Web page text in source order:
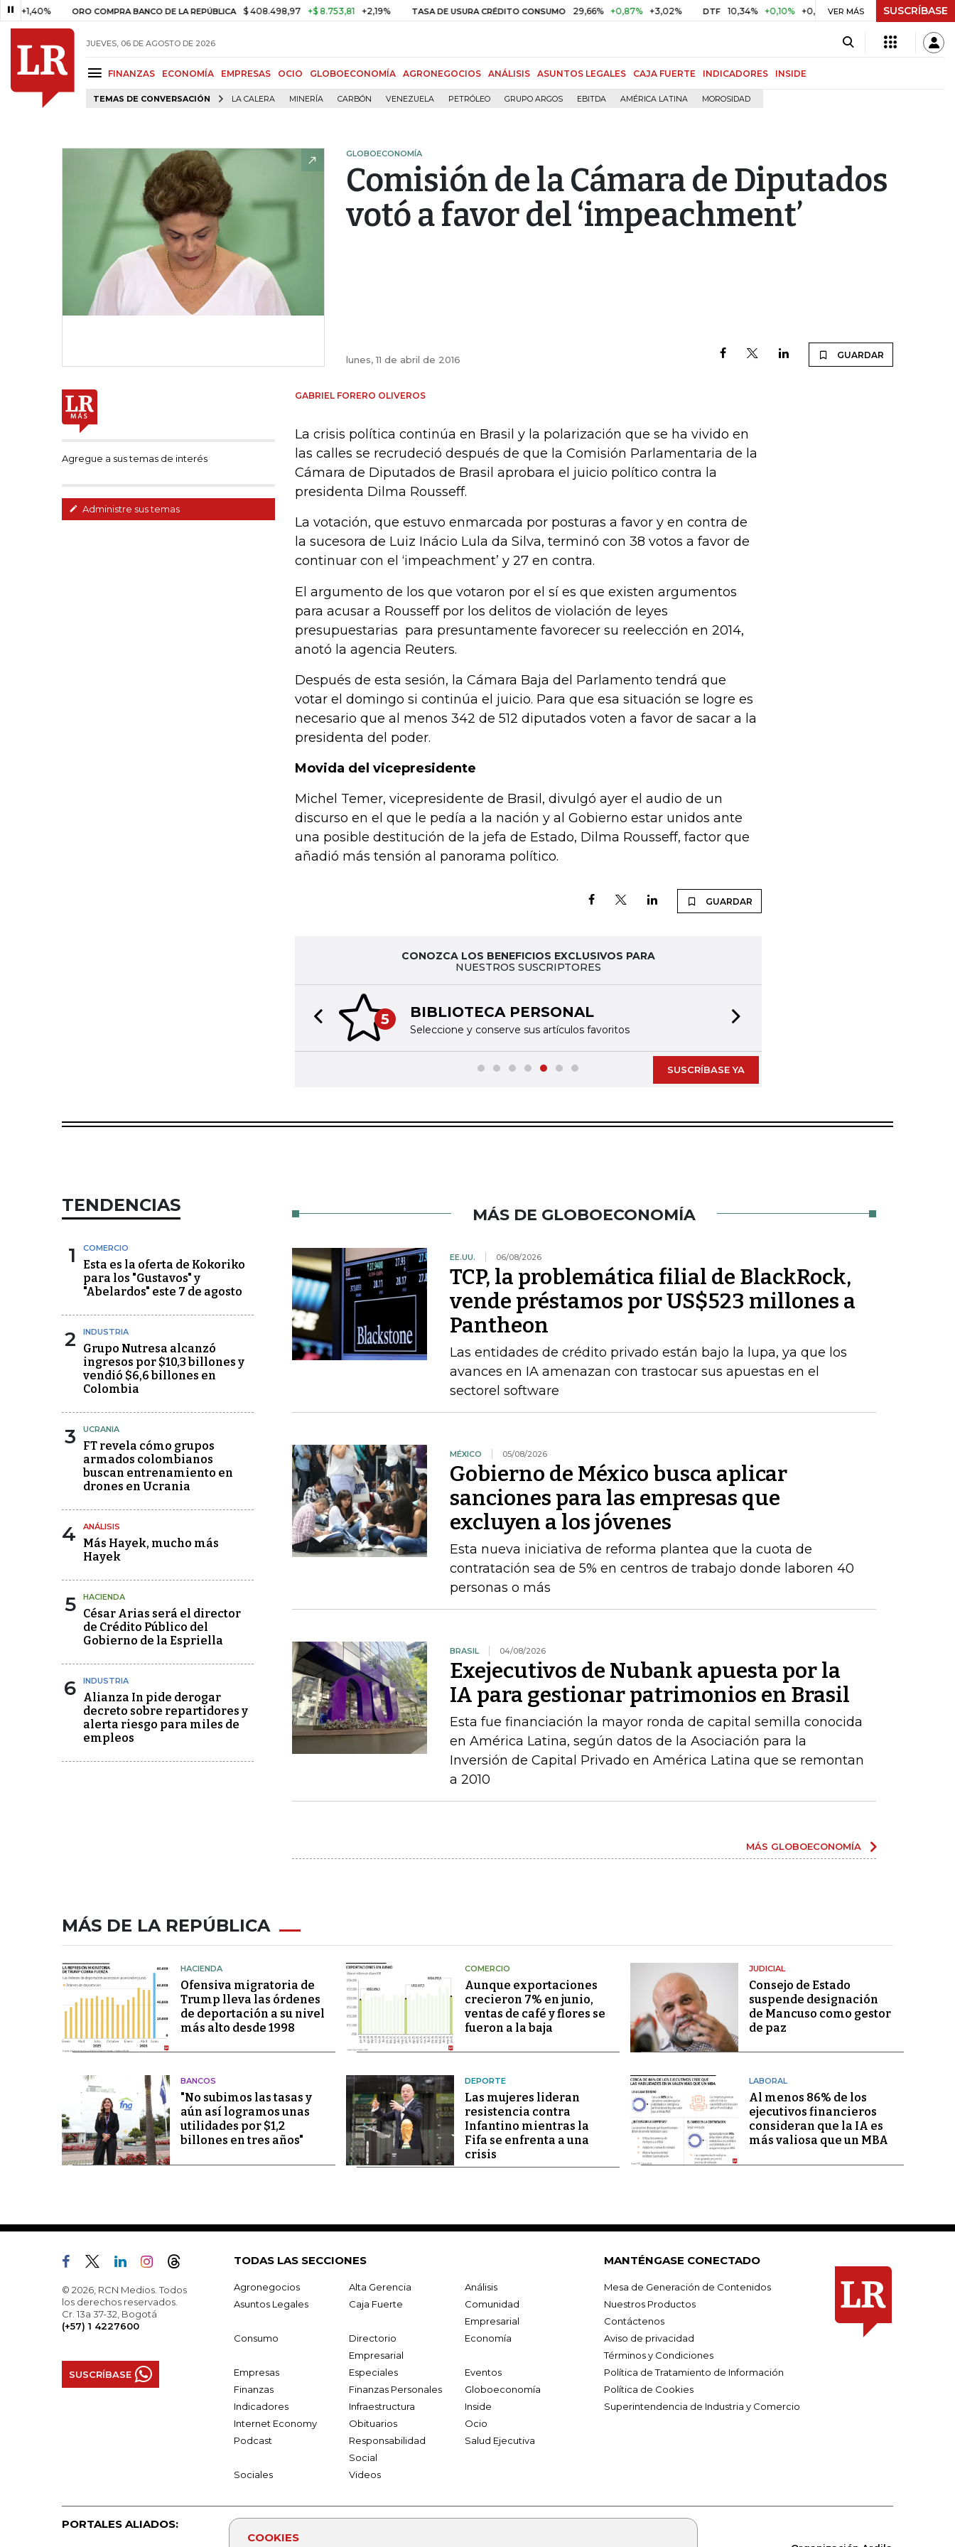
ORO COMPRA BANCO DE LA REPÚBLICA $ 408.498,97 +$ 8.753,81 +2,19% TASA DE USURA CRÉDITO CONSUMO 29,66% +0,87% +3,02% DTF 10,34% +0,10% +0,98% UVR $ 416,91 +$ 0,05 +0,01%
VER MÁS SUSCRÍBASE
JUEVES, 06 DE AGOSTO DE 2026
FINANZAS ECONOMÍA EMPRESAS OCIO GLOBOECONOMÍA AGRONEGOCIOS ANÁLISIS ASUNTOS LEGALES CAJA FUERTE INDICADORES INSIDE
TEMAS DE CONVERSACIÓN LA CALERA MINERÍA CARBÓN VENEZUELA PETRÓLEO GRUPO ARGOS EBITDA AMÉRICA LATINA MOROSIDAD
COOKIES
GLOBOECONOMÍA
Comisión de la Cámara de Diputados
votó a favor del ‘impeachment’
lunes, 11 de abril de 2016 GUARDAR
Agregue a sus temas de interés
Administre sus temas
GABRIEL FORERO OLIVEROS
La crisis política continúa en Brasil y la polarización que se ha vivido en
las calles se recrudeció después de que la Comisión Parlamentaria de la
Cámara de Diputados de Brasil aprobara el juicio político contra la
presidenta Dilma Rousseff.
La votación, que estuvo enmarcada por posturas a favor y en contra de
la sucesora de Luiz Inácio Lula da Silva, terminó con 38 votos a favor de
continuar con el ‘impeachment’ y 27 en contra.
El argumento de los que votaron por el sí es que existen argumentos
para acusar a Rousseff por los delitos de violación de leyes
presupuestarias para presuntamente favorecer su reelección en 2014,
anotó la agencia Reuters.
Después de esta sesión, la Cámara Baja del Parlamento tendrá que
votar el domingo si continúa el juicio. Para que esa situación se logre es
necesario que al menos 342 de 512 diputados voten a favor de sacar a la
presidenta del poder.
Movida del vicepresidente
Michel Temer, vicepresidente de Brasil, divulgó ayer el audio de un
discurso en el que le pedía a la nación y al Gobierno estar unidos ante
una posible destitución de la jefa de Estado, Dilma Rousseff, factor que
añadió más tensión al panorama político.
GUARDAR
CONOZCA LOS BENEFICIOS EXCLUSIVOS PARA
NUESTROS SUSCRIPTORES
5 BIBLIOTECA PERSONAL
Seleccione y conserve sus artículos favoritos
Previous slide
SUSCRÍBASE YA
TENDENCIAS
1 COMERCIO
Esta es la oferta de Kokoriko
para los "Gustavos" y
"Abelardos" este 7 de agosto
2 INDUSTRIA
Grupo Nutresa alcanzó
ingresos por $10,3 billones y
vendió $6,6 billones en
Colombia
3 UCRANIA
FT revela cómo grupos
armados colombianos
buscan entrenamiento en
drones en Ucrania
4 ANÁLISIS
Más Hayek, mucho más
Hayek
5 HACIENDA
César Arias será el director
de Crédito Público del
Gobierno de la Espriella
6 INDUSTRIA
Alianza In pide derogar
decreto sobre repartidores y
alerta riesgo para miles de
empleos
MÁS DE GLOBOECONOMÍA
EE.UU. 06/08/2026
TCP, la problemática filial de BlackRock,
vende préstamos por US$523 millones a
Pantheon
Las entidades de crédito privado están bajo la lupa, ya que los
avances en IA amenazan con trastocar sus apuestas en el
sectorel software
MÉXICO 05/08/2026
Gobierno de México busca aplicar
sanciones para las empresas que
excluyen a los jóvenes
Esta nueva iniciativa de reforma plantea que la cuota de
contratación sea de 5% en centros de trabajo donde laboren 40
personas o más
BRASIL 04/08/2026
Exejecutivos de Nubank apuesta por la
IA para gestionar patrimonios en Brasil
Esta fue financiación la mayor ronda de capital semilla conocida
en América Latina, según datos de la Asociación para la
Inversión de Capital Privado en América Latina que se remontan
a 2010
MÁS GLOBOECONOMÍA
MÁS DE LA REPÚBLICA
HACIENDA
Ofensiva migratoria de
Trump lleva las órdenes
de deportación a su nivel
más alto desde 1998
COMERCIO
Aunque exportaciones
crecieron 7% en junio,
ventas de café y flores se
fueron a la baja
JUDICIAL
Consejo de Estado
suspende designación
de Mancuso como gestor
de paz
BANCOS
"No subimos las tasas y
aún así logramos unas
utilidades por $1,2
billones en tres años"
DEPORTE
Las mujeres lideran
resistencia contra
Infantino mientras la
Fifa se enfrenta a una
crisis
LABORAL
Al menos 86% de los
ejecutivos financieros
consideran que la IA es
más valiosa que un MBA
© 2026, RCN Medios. Todos
los derechos reservados.
Cr. 13a 37-32, Bogotá
(+57) 1 4227600
SUSCRÍBASE
TODAS LAS SECCIONES
Agronegocios Alta Gerencia
Análisis
Asuntos Legales
Caja Fuerte
Comunidad
Empresarial
Consumo
Directorio
Empresarial
Economía
Empresas Especiales
Eventos
Finanzas
Finanzas Personales
Globoeconomía
Indicadores
Infraestructura
Inside
Internet Economy
Obituarios
Ocio
Podcast
Responsabilidad
Social
Salud Ejecutiva
Sociales Videos
MANTÉNGASE CONECTADO
Mesa de Generación de Contenidos
Nuestros Productos
Contáctenos
Aviso de privacidad
Términos y Condiciones
Política de Tratamiento de Información
Política de Cookies
Superintendencia de Industria y Comercio
PORTALES ALIADOS: